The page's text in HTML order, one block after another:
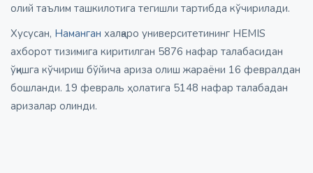
олий таълим ташкилотига тегишли тартибда кўчирилади.
Хусусан, Наманган халқаро университетининг HEMIS
ахборот тизимига киритилган 5876 нафар талабасидан
ўқишга кўчириш бўйича ариза олиш жараёни 16 февралдан
бошланди. 19 февраль ҳолатига 5148 нафар талабадан
аризалар олинди.